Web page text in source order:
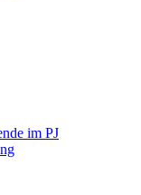
im PJ